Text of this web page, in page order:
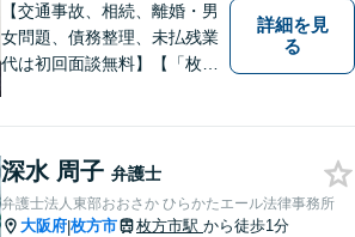
【交通事故、相続、離婚・男
女問題、債務整理、未払残業
代は初回面談無料】【「枚方
ヒアリングし、あらゆる観点
から解決策をご提案してまい
ります。
詳細を見
る
深水 周子 弁護士
弁護士法人東部おおさか ひらかたエール法律事務所
大阪府|枚方市 枚方市駅 から徒歩1分